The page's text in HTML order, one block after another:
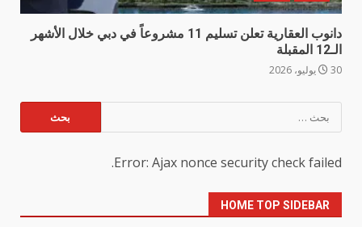
دانوب العقارية تعلن تسليم 11 مشروعاً في دبي خلال الأشهر
الـ12 المقبلة
30 يوليو، 2026
عن:
Error: Ajax nonce security check failed.
HOME TOP SIDEBAR